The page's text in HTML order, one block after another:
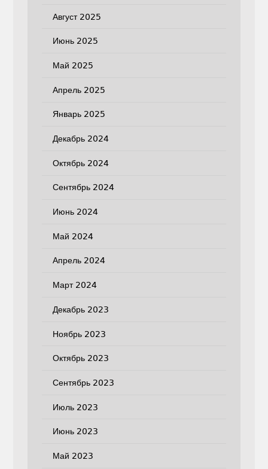
Август 2025
Июнь 2025
Май 2025
Апрель 2025
Январь 2025
Декабрь 2024
Октябрь 2024
Сентябрь 2024
Июнь 2024
Май 2024
Апрель 2024
Март 2024
Декабрь 2023
Ноябрь 2023
Октябрь 2023
Сентябрь 2023
Июль 2023
Июнь 2023
Май 2023